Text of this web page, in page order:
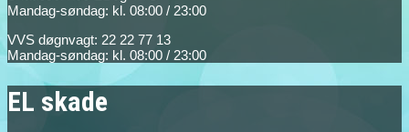
Mandag-søndag: kl. 08:00 / 23:00
VVS døgnvagt: 22 22 77 13
Mandag-søndag: kl. 08:00 / 23:00
EL skade